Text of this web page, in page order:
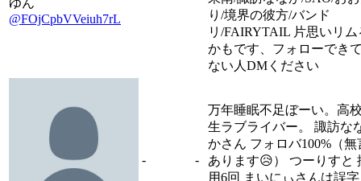
ゆん
@FOjCpbVVeiuh7rL
り/境界の彼方/バンド
リ/FAIRYTAIL 片思いリム
かもです、フォローでき
ない人DMください
- -
万年睡眠不足ぼーい。高
生ラブライバー。 諏訪な
かさん フォロバ100%（無
あります😥） つーりすと
用6回 まいにぃさんは誤字